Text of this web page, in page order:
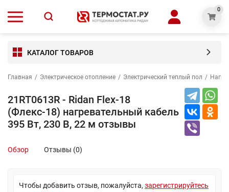
0
КАТАЛОГ ТОВАРОВ
Главная / Электрическое отопление / Электрический теплый пол /
21RT0613R - Ridan Flex-18
(Флекс-18) нагревательный кабель
395 Вт, 230 В, 22 м отзывы
Обзор Отзывы (0)
Чтобы добавить отзыв, пожалуйста, зарегистрируйтесь